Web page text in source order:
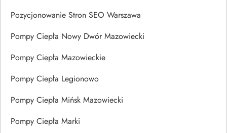
Pozycjonowanie Stron SEO Warszawa
Pompy Ciepła Nowy Dwór Mazowiecki
Pompy Ciepła Mazowieckie
Pompy Ciepła Legionowo
Pompy Ciepła Mińsk Mazowiecki
Pompy Ciepła Marki